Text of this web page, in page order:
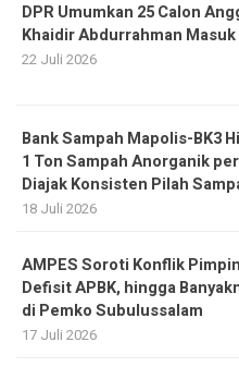
DPR Umumkan 25 Calon
Khaidir Abdurrahman
22 Juli 2026
Bank Sampah Mapolis-BK3
1 Ton Sampah Anorganik
Diajak Konsisten Pilah
18 Juli 2026
AMPES Soroti Konflik
Defisit APBK, hingga
di Pemko Subulussalam
17 Juli 2026